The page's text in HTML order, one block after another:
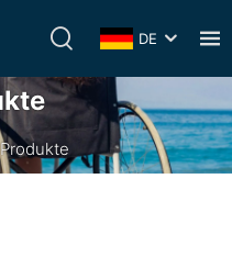
DE
Produkte